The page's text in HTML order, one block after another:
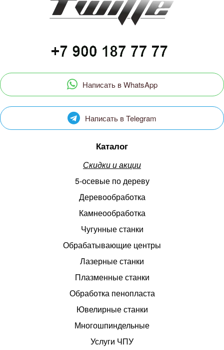
Написать в WhatsApp
Написать в Telegram
Каталог
Скидки и акции
5-осевые по дереву
Деревообработка
Камнеообработка
Чугунные станки
Обрабатывающие центры
Лазерные станки
Плазменные станки
Обработка пенопласта
Ювелирные станки
Многошпиндельные
Услуги ЧПУ